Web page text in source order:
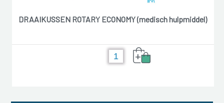
DRAAIKUSSEN ROTARY ECONOMY (medisch hulpmiddel)
+